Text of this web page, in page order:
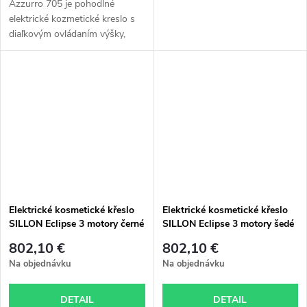
Azzurro 705 je pohodlné
elektrické kozmetické kreslo s
diaľkovým ovládaním výšky,
pedálmi na nastavenie operadla
Elektrické kosmetické křeslo
SILLON Eclipse 3 motory černé
802,10 €
Na objednávku
DETAIL
Elektrické kosmetické křeslo
SILLON Eclipse 3 motory šedé
802,10 €
Na objednávku
DETAIL